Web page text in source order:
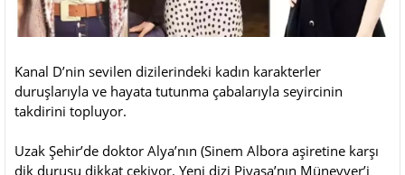
Kanal D’nin sevilen dizilerindeki kadın karakterler
duruşlarıyla ve hayata tutunma çabalarıyla seyircinin
takdirini topluyor.
Uzak Şehir’de doktor Alya’nın (Sinem Albora aşiretine karşı
dik duruşu dikkat çekiyor. Yeni dizi Piyasa’nın Münevver’i